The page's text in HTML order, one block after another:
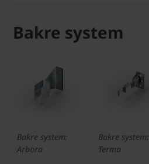
Bakre system
Bakre system:
Arbora
Bakre system:
Terma